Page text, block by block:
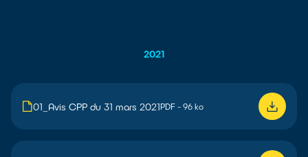
2021
01_Avis CPP du 31 mars 2021PDF - 96 ko